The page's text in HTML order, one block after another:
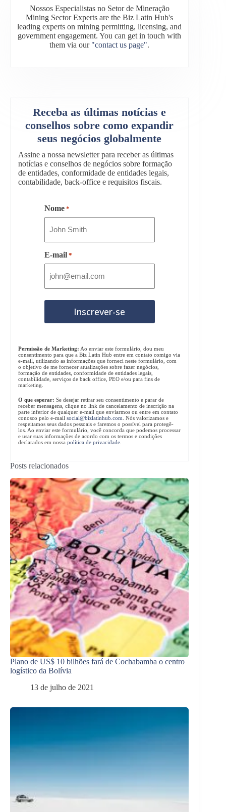
Nossos Especialistas no Setor de Mineração
Mining Sector Experts are the Biz Latin Hub's
leading experts on mining permitting, licensing, and
government engagement. You can get in touch with
them via our "contact us page".
Receba as últimas notícias e
conselhos sobre como expandir
seus negócios globalmente
Assine a nossa newsletter para receber as últimas
notícias e conselhos de negócios sobre formação
de entidades, conformidade de entidades legais,
contabilidade, back-office e requisitos fiscais.
Nome *
E-mail *
Permissão de Marketing: Ao enviar este formulário, dou meu
consentimento para que a Biz Latin Hub entre em contato comigo via
e-mail, utilizando as informações que forneci neste formulário, com
o objetivo de me fornecer atualizações sobre fazer negócios,
formação de entidades, conformidade de entidades legais,
contabilidade, serviços de back office, PEO e/ou para fins de
marketing.
O que esperar: Se desejar retirar seu consentimento e parar de
receber mensagens, clique no link de cancelamento de inscrição na
parte inferior de qualquer e-mail que enviarmos ou entre em contato
conosco pelo e-mail social@bizlatinhub.com . Nós valorizamos e
respeitamos seus dados pessoais e faremos o possível para protegê-
los. Ao enviar este formulário, você concorda que podemos processar
e usar suas informações de acordo com os termos e condições
declarados em nossa política de privacidade
Posts relacionados
Plano de US$ 10 bilhões fará de Cochabamba o centro
logístico da Bolívia
13 de julho de 2021